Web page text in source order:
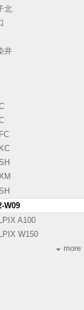
北
井
W09
A100
W150
more